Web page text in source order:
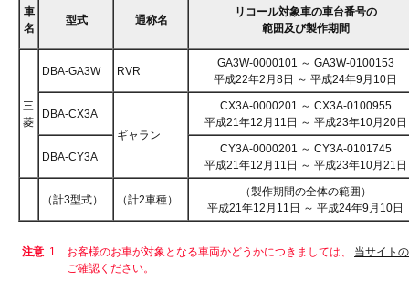
車
名
型式 通称名
リコール対象車の車台番号の
範囲及び製作期間
三
菱
DBA-GA3W RVR
GA3W-0000101 ～ GA3W-0100153
平成22年2月8日 ～ 平成24年9月10日
DBA-CX3A
ギャラン
CX3A-0000201 ～ CX3A-0100955
平成21年12月11日 ～ 平成23年10月20日
DBA-CY3A
CY3A-0000201 ～ CY3A-0101745
平成21年12月11日 ～ 平成23年10月21日
（計3型式） （計2車種）
（製作期間の全体の範囲）
平成21年12月11日 ～ 平成24年9月10日
注意 1. お客様のお車が対象となる車両かどうかにつきましては、 当サイト
ご確認ください。